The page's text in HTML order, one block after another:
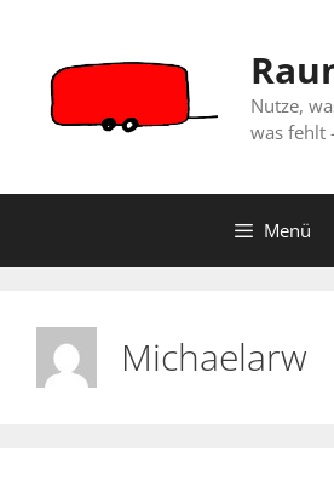
springen
Nutze,
was fehlt
Menü
Michaelarw